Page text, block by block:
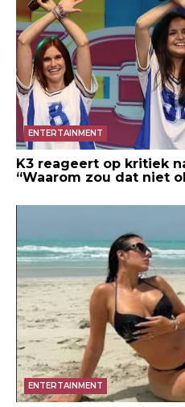
ENTERTAINMENT
K3 reageert op kritiek
“Waarom zou dat niet
ENTERTAINMENT